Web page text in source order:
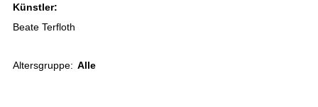
Künstler:
Beate Terfloth
Altersgruppe: Alle